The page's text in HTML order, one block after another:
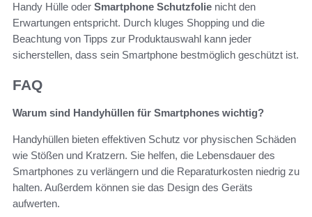
Handy Hülle oder Smartphone Schutzfolie nicht den
Erwartungen entspricht. Durch kluges Shopping und die
Beachtung von Tipps zur Produktauswahl kann jeder
sicherstellen, dass sein Smartphone bestmöglich geschützt ist.
FAQ
Warum sind Handyhüllen für Smartphones wichtig?
Handyhüllen bieten effektiven Schutz vor physischen Schäden
wie Stößen und Kratzern. Sie helfen, die Lebensdauer des
Smartphones zu verlängern und die Reparaturkosten niedrig zu
halten. Außerdem können sie das Design des Geräts
aufwerten.